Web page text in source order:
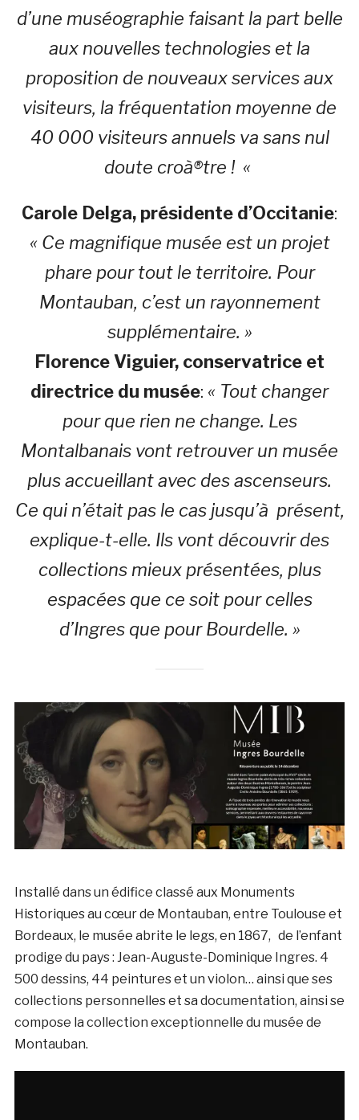
d’une muséographie faisant la part belle
aux nouvelles technologies et la
proposition de nouveaux services aux
visiteurs, la fréquentation moyenne de
40 000 visiteurs annuels va sans nul
doute croà®tre ! «
Carole Delga, présidente d’Occitanie:
« Ce magnifique musée est un projet
phare pour tout le territoire. Pour
Montauban, c’est un rayonnement
supplémentaire. »
Florence Viguier, conservatrice et
directrice du musée: « Tout changer
pour que rien ne change. Les
Montalbanais vont retrouver un musée
plus accueillant avec des ascenseurs.
Ce qui n’était pas le cas jusqu’à présent,
explique-t-elle. Ils vont découvrir des
collections mieux présentées, plus
espacées que ce soit pour celles
d’Ingres que pour Bourdelle. »
Installé dans un édifice classé aux Monuments
Historiques au cœur de Montauban, entre Toulouse et
Bordeaux, le musée abrite le legs, en 1867, de l’enfant
prodige du pays : Jean-Auguste-Dominique Ingres. 4
500 dessins, 44 peintures et un violon… ainsi que ses
collections personnelles et sa documentation, ainsi se
compose la collection exceptionnelle du musée de
Montauban.